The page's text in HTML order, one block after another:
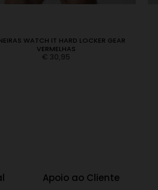
WATCH IT HARD LOCKER GEAR
VERMELHAS
€ 30,95
Apoio ao Cliente